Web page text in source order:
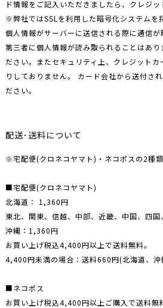
ド情報をご記入いただきましたら、クレジッ
※弊社ではSSLを利用した暗号化システムを
個人情報がサーバーに送信される際に通信
第三者に個人情報が読み取られることはあ
ださい。またセキュリティ上、クレジット
りしておりません。 カード会社から送付さ
ださい。
配送･送料について
※宅配便(クロネコヤマト)・ネコポスの2種類
■宅配便(クロネコヤマト)
北海道： 1,360円
東北、関東、信越、中部、近畿、中国、四
沖縄：1,360円
お買い上げ税込4,400円以上で送料無料。
4,400円未満の場合：送料660円(北海道、
■ネコポス
お買い上げ税込4,400円以上ご購入で送料無